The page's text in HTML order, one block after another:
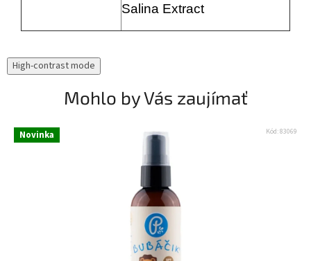
Salina Extract
High-contrast mode
Mohlo by Vás zaujímať
Novinka Kód:83069